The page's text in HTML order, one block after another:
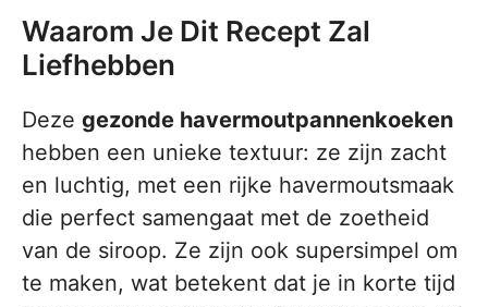
Waarom Je Dit Recept Zal
Liefhebben
Deze gezonde havermoutpannenkoeken
hebben een unieke textuur: ze zijn zacht
en luchtig, met een rijke havermoutsmaak
die perfect samengaat met de zoetheid
van de siroop. Ze zijn ook supersimpel om
te maken, wat betekent dat je in korte tijd